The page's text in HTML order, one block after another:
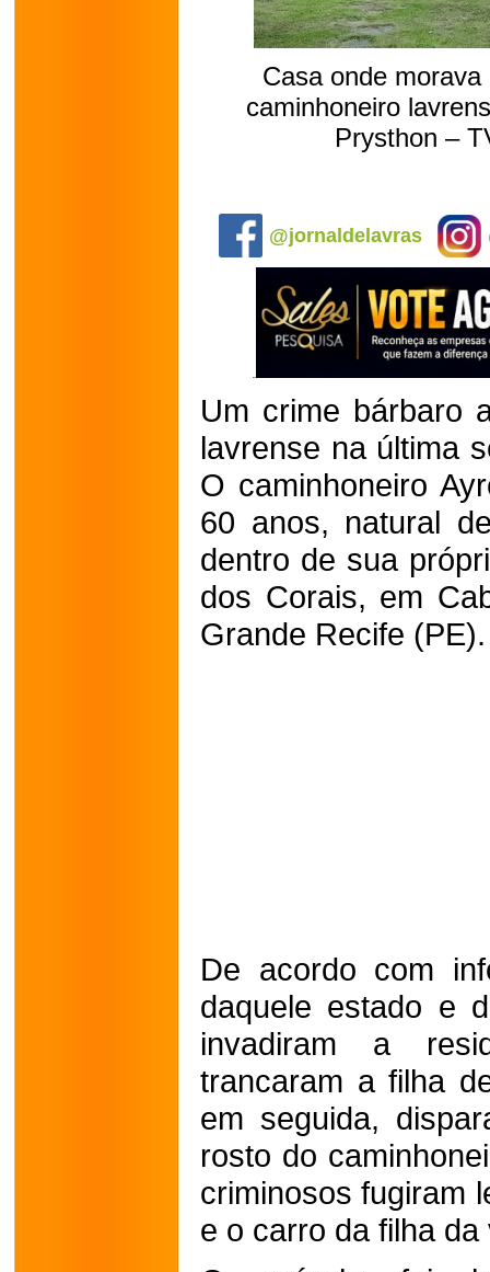
Casa onde
caminhoneiro
Prysthon –
@jornaldelavras
Um crime bárbaro
lavrense na última
O caminhoneiro
60 anos, natural
dentro de sua
dos Corais, em
Grande Recife (PE).
De acordo com
daquele estado e
invadiram a
trancaram a filha
em seguida,
rosto do
criminosos fugiram
e o carro da filha da